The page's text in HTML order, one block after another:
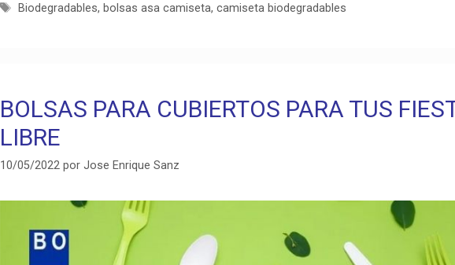
Etiquetas
Biodegradables, bolsas asa camiseta,camiseta biodegradables
BOLSAS PARA CUBIERTOS PARA TUS
LIBRE
10/05/2022 por Jose Enrique Sanz